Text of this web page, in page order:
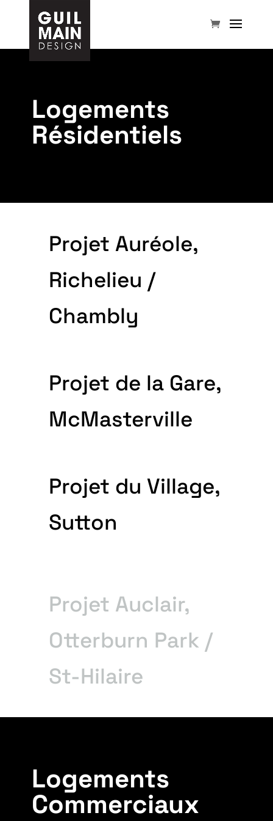
Logements
Résidentiels
Projet Auréole,
Richelieu /
Chambly
Projet de la Gare,
McMasterville
Projet du Village,
Sutton
Projet Auclair,
Otterburn Park /
St-Hilaire
Logements
Commerciaux